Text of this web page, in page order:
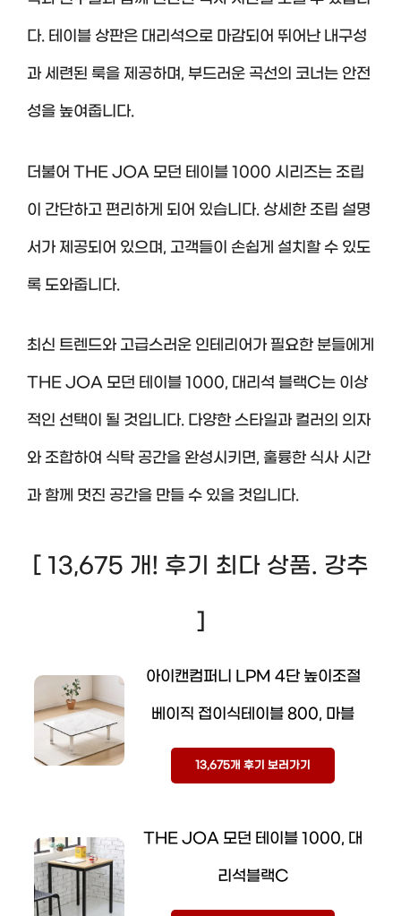
다. 테이블 상판은 대리석으로 마감되어 뛰어난 내구성
과 세련된 룩을 제공하며, 부드러운 곡선의 코너는 안전
성을 높여줍니다.
더불어 THE JOA 모던 테이블 1000 시리즈는 조립
이 간단하고 편리하게 되어 있습니다. 상세한 조립 설명
서가 제공되어 있으며, 고객들이 손쉽게 설치할 수 있도
록 도와줍니다.
최신 트렌드와 고급스러운 인테리어가 필요한 분들에게
THE JOA 모던 테이블 1000, 대리석 블랙C는 이상
적인 선택이 될 것입니다. 다양한 스타일과 컬러의 의자
와 조합하여 식탁 공간을 완성시키면, 훌륭한 식사 시간
과 함께 멋진 공간을 만들 수 있을 것입니다.
[ 13,675 개! 후기 최다 상품. 강추
]
아이캔컴퍼니 LPM 4단 높이조절
베이직 접이식테이블 800, 마블
13,675개 후기 보러가기
THE JOA 모던 테이블 1000, 대
리석블랙C